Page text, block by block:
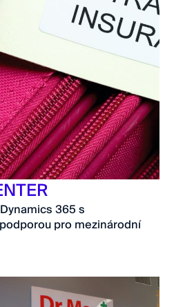
365 s
pro mezinárodní